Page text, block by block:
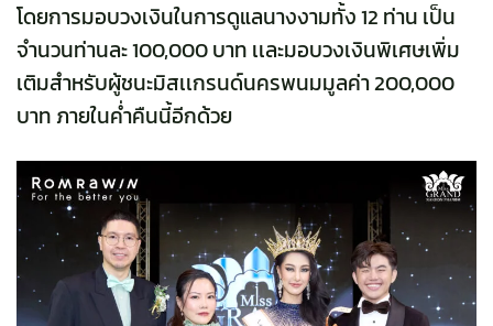
โดยการมอบวงเงินในการดูแลนางงามทั้ง 12 ท่าน เป็น
จำนวนท่านละ 100,000 บาท เเละมอบวงเงินพิเศษเพิ่ม
เติมสำหรับผู้ชนะมิสเเกรนด์นครพนมมูลค่า 200,000
บาท ภายในค่ำคืนนี้อีกด้วย